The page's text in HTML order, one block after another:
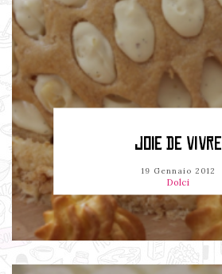
JOIE DE VIVRE
19 Gennaio 2012
Dolci